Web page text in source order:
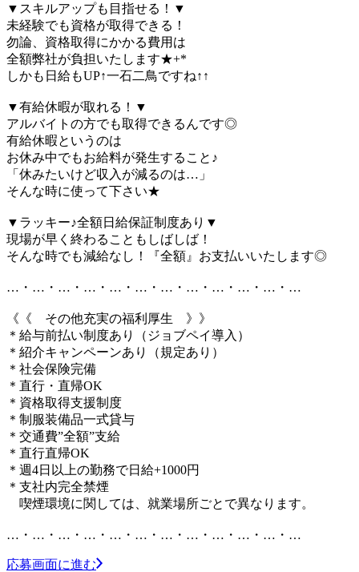
▼スキルアップも目指せる！▼
未経験でも資格が取得できる！
勿論、資格取得にかかる費用は
全額弊社が負担いたします★+*
しかも日給もUP↑一石二鳥ですね↑↑
▼有給休暇が取れる！▼
アルバイトの方でも取得できるんです◎
有給休暇というのは
お休み中でもお給料が発生すること♪
「休みたいけど収入が減るのは…」
そんな時に使って下さい★
▼ラッキー♪全額日給保証制度あり▼
現場が早く終わることもしばしば！
そんな時でも減給なし！『全額』お支払いいたします◎
…・…・…・…・…・…・…・…・…・…・…・…
《《 その他充実の福利厚生 》》
＊給与前払い制度あり（ジョブペイ導入）
＊紹介キャンペーンあり（規定あり）
＊社会保険完備
＊直行・直帰OK
＊資格取得支援制度
＊制服装備品一式貸与
＊交通費”全額”支給
＊直行直帰OK
＊週4日以上の勤務で日給+1000円
＊支社内完全禁煙
喫煙環境に関しては、就業場所ごとで異なります。
…・…・…・…・…・…・…・…・…・…・…・…
応募画面に進む